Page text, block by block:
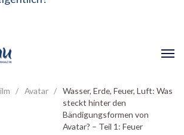
/ Avatar /
Wasser, Erde, Feuer, Luft: Was
steckt hinter den
Bändigungsformen von
Avatar? – Teil 1: Feuer